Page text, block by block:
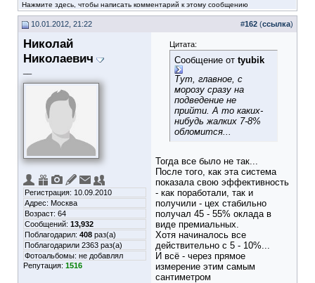
Нажмите здесь, чтобы написать комментарий к этому сообщению
10.01.2012, 21:22 #162 (ссылка)
Николай
Николаевич
Регистрация: 10.09.2010
Адрес: Москва
Возраст: 64
Сообщений: 13,932
Поблагодарил: 408 раз(а)
Поблагодарили 2363 раз(а)
Фотоальбомы: не добавлял
Репутация: 1516
Цитата:
Сообщение от tyubik
Тут, главное, с
морозу сразу на
подведение не
прийти. А то каких-
нибудь жалких 7-8%
обломится...
Тогда все было не так...
После того, как эта система
показала свою эффективность
- как поработали, так и
получили - цех стабильно
получал 45 - 55% оклада в
виде премиальных.
Хотя начиналось все
действительно с 5 - 10%...
И всё - через прямое
измерение этим самым
сантиметром